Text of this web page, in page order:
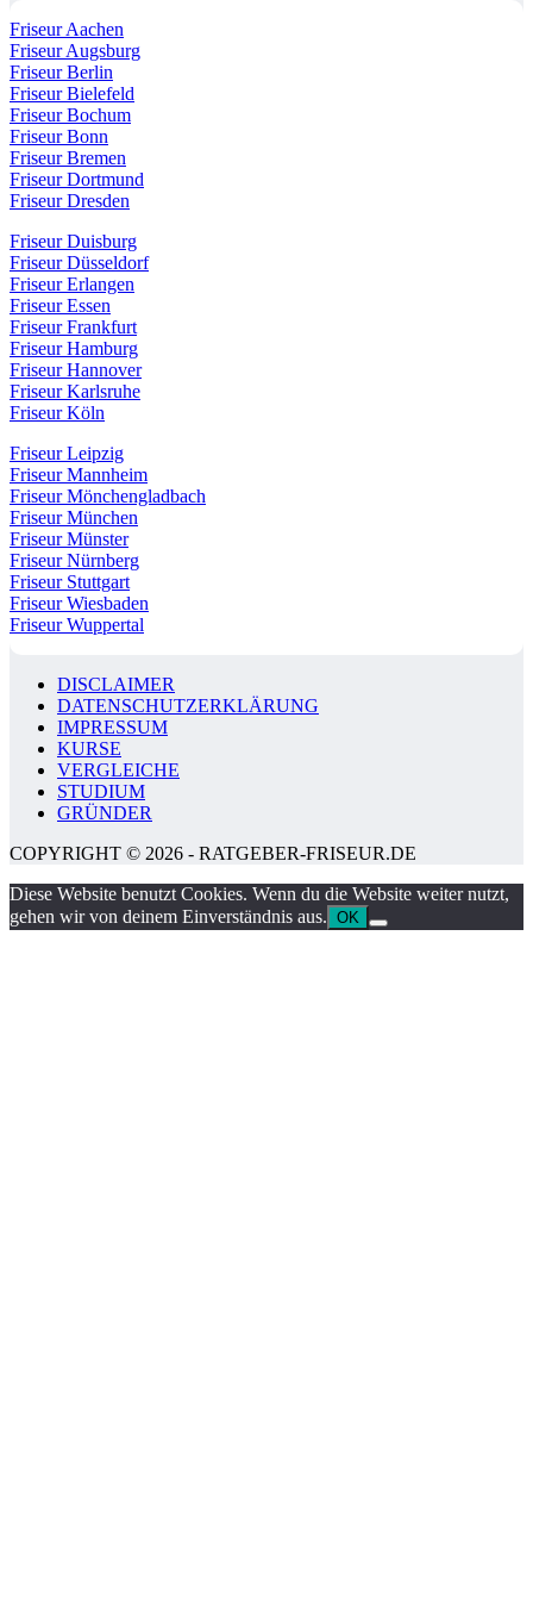
Friseur Aachen
Friseur Augsburg
Friseur Berlin
Friseur Bielefeld
Friseur Bochum
Friseur Bonn
Friseur Bremen
Friseur Dortmund
Friseur Dresden
Friseur Duisburg
Friseur Düsseldorf
Friseur Erlangen
Friseur Essen
Friseur Frankfurt
Friseur Hamburg
Friseur Hannover
Friseur Karlsruhe
Friseur Köln
Friseur Leipzig
Friseur Mannheim
Friseur Mönchengladbach
Friseur München
Friseur Münster
Friseur Nürnberg
Friseur Stuttgart
Friseur Wiesbaden
Friseur Wuppertal
DISCLAIMER
DATENSCHUTZERKLÄRUNG
IMPRESSUM
KURSE
VERGLEICHE
STUDIUM
GRÜNDER
COPYRIGHT © 2026 - RATGEBER-FRISEUR.DE
Diese Website benutzt Cookies. Wenn du die Website weiter nutzt,
gehen wir von deinem Einverständnis aus. OK